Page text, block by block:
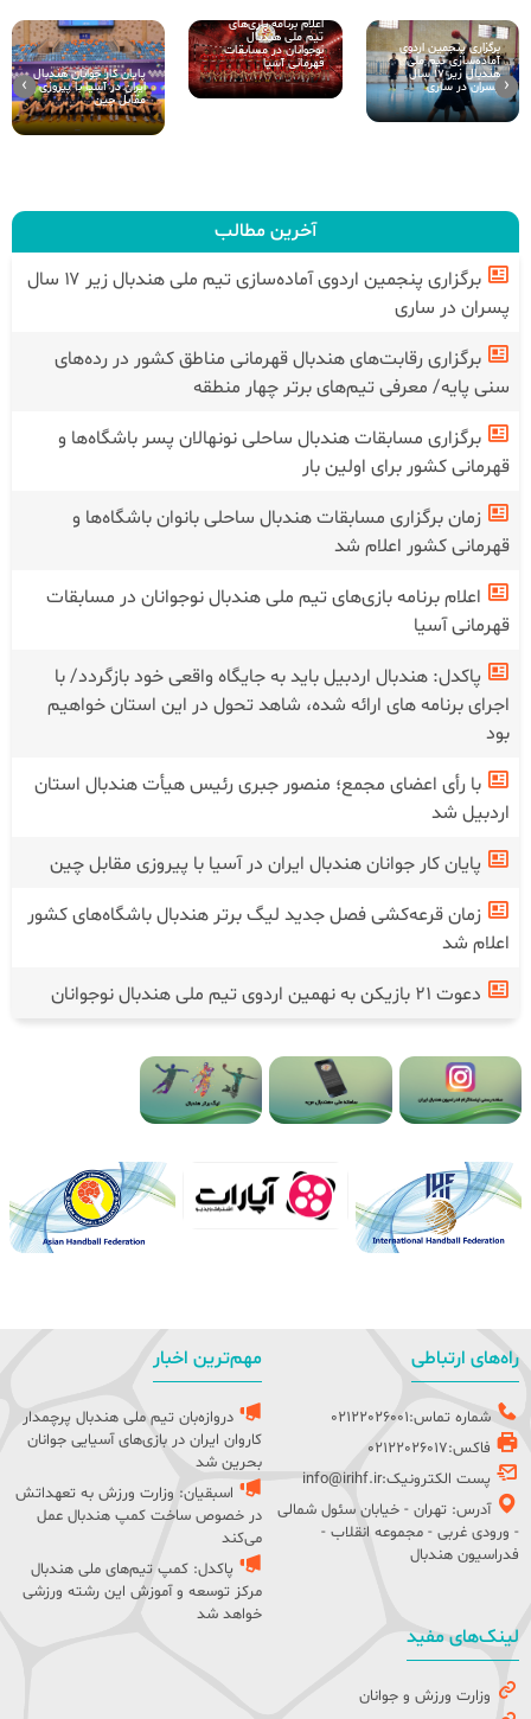
برگزاری پنجمین اردوی
آماده‌سازی تیم ملی
هندبال زیر ۱۷ سال
پسران در ساری
اعلام برنامه بازی‌های
تیم ملی هندبال
نوجوانان در مسابقات
قهرمانی آسیا
پایان کار جوانان هندبال
ایران در آسیا با پیروزی
مقابل چین
‹
›
آخرین مطالب
برگزاری پنجمین اردوی آماده‌سازی تیم ملی هندبال زیر ۱۷ سال
پسران در ساری
برگزاری رقابت‌های هندبال قهرمانی مناطق کشور در رده‌های
سنی پایه/ معرفی تیم‌های برتر چهار منطقه
برگزاری مسابقات هندبال ساحلی نونهالان پسر باشگاه‌ها و
قهرمانی کشور برای اولین بار
زمان برگزاری مسابقات هندبال ساحلی بانوان باشگاه‌ها و
قهرمانی کشور اعلام شد
اعلام برنامه بازی‌های تیم ملی هندبال نوجوانان در مسابقات
قهرمانی آسیا
پاکدل: هندبال اردبیل باید به جایگاه واقعی خود بازگردد/ با
اجرای برنامه های ارائه شده، شاهد تحول در این استان خواهیم
بود
با رأی اعضای مجمع؛ منصور جبری رئیس هیأت هندبال استان
اردبیل شد
پایان کار جوانان هندبال ایران در آسیا با پیروزی مقابل چین
زمان قرعه‌کشی فصل جدید لیگ برتر هندبال باشگاه‌های کشور
اعلام شد
دعوت ۲۱ بازیکن به نهمین اردوی تیم ملی هندبال نوجوانان
راه‌های ارتباطی
شماره تماس:02122026001
فاکس:02122026017
پست الکترونیک:info@irihf.ir
آدرس: تهران - خیابان سئول شمالی
- ورودی غربی - مجموعه انقلاب -
فدراسیون هندبال
مهم‌ترین اخبار
دروازه‌بان تیم ملی هندبال پرچمدار
کاروان ایران در بازی‌های آسیایی جوانان
بحرین شد
اسبقیان: وزارت ورزش به تعهداتش
در خصوص ساخت کمپ هندبال عمل
می‌کند
پاکدل: کمپ تیم‌های ملی هندبال
مرکز توسعه و آموزش این رشته ورزشی
خواهد شد
لینک‌های مفید
وزارت ورزش و جوانان